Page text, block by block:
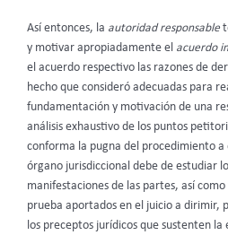
Así entonces, la autoridad responsable
y motivar apropiadamente el acuerdo
el acuerdo respectivo las razones de
hecho que consideró adecuadas para
fundamentación y motivación de una
análisis exhaustivo de los puntos
conforma la pugna del procedimiento a
órgano jurisdiccional debe de estudiar
manifestaciones de las partes, así
prueba aportados en el juicio a dirimir,
los preceptos jurídicos que sustenten